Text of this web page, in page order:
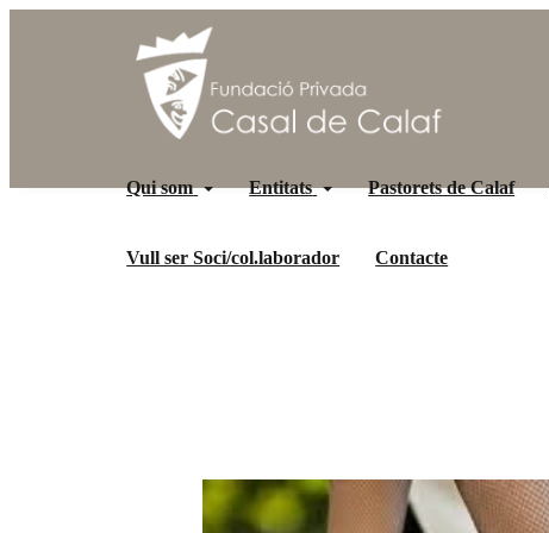
Qui som Entitats Pastorets de Calaf
Vull ser Soci/col.laborador Contacte